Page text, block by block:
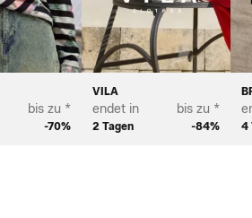
bis zu *
-70%
VILA
endet in
2 Tagen
bis zu *
-84% 4